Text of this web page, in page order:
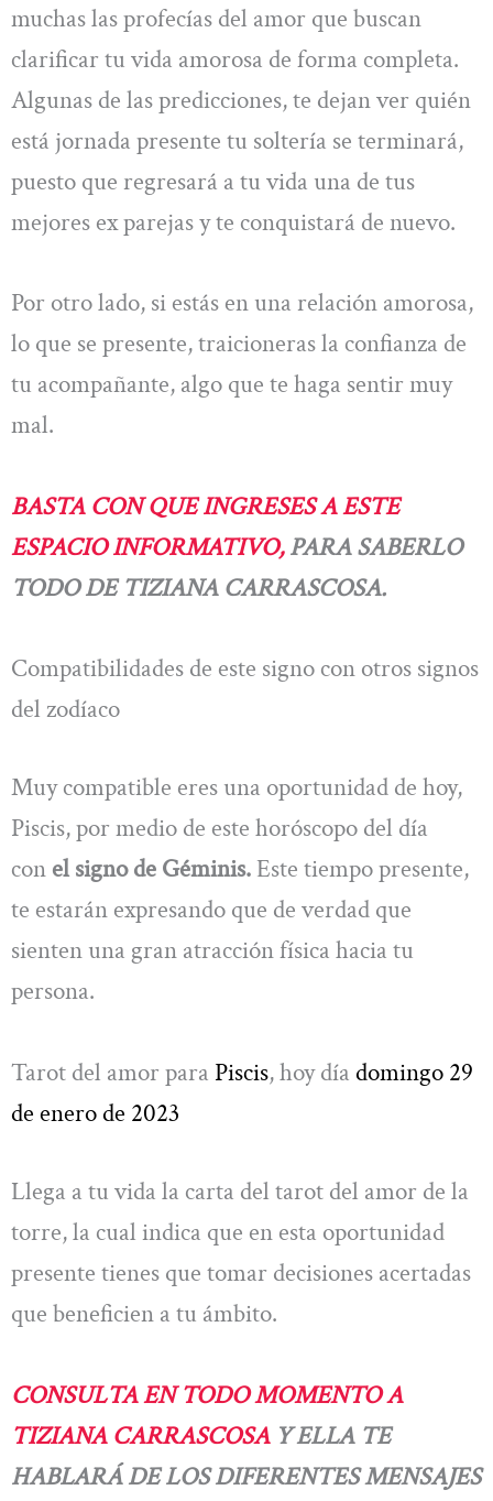
muchas las profecías del amor que buscan
clarificar tu vida amorosa de forma completa.
Algunas de las predicciones, te dejan ver quién
está jornada presente tu soltería se terminará,
puesto que regresará a tu vida una de tus
mejores ex parejas y te conquistará de nuevo.
Por otro lado, si estás en una relación amorosa,
lo que se presente, traicioneras la confianza de
tu acompañante, algo que te haga sentir muy
mal.
BASTA CON QUE INGRESES A ESTE
ESPACIO INFORMATIVO,PARA SABERLO
TODO DE TIZIANA CARRASCOSA.
Compatibilidades de este signo con otros signos
del zodíaco
Muy compatible eres una oportunidad de hoy,
Piscis, por medio de este horóscopo del día
con el signo de Géminis.Este tiempo presente,
te estarán expresando que de verdad que
sienten una gran atracción física hacia tu
persona.
Tarot del amor para Piscis, hoy día domingo 29
de enero de 2023
Llega a tu vida la carta del tarot del amor de la
torre, la cual indica que en esta oportunidad
presente tienes que tomar decisiones acertadas
que beneficien a tu ámbito.
CONSULTA EN TODO MOMENTO A
TIZIANA CARRASCOSA Y ELLA TE
HABLARÁ DE LOS DIFERENTES MENSAJES